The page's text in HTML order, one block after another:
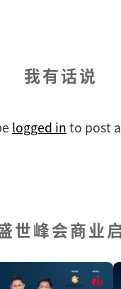
我有话说
logged in to post
世峰会商业